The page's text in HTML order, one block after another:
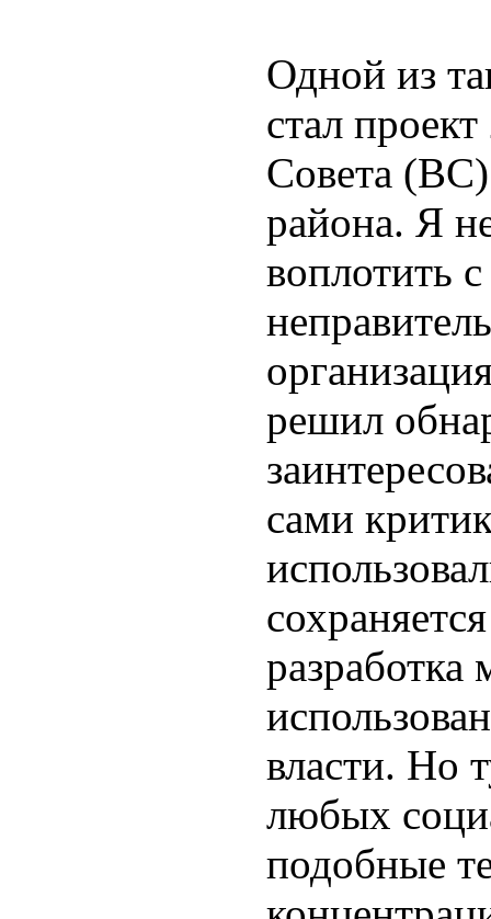
Одной из
стал
Совета (ВС)
района. Я
воплотить
решил
сами
разработка
власти. Но
любых
подобные